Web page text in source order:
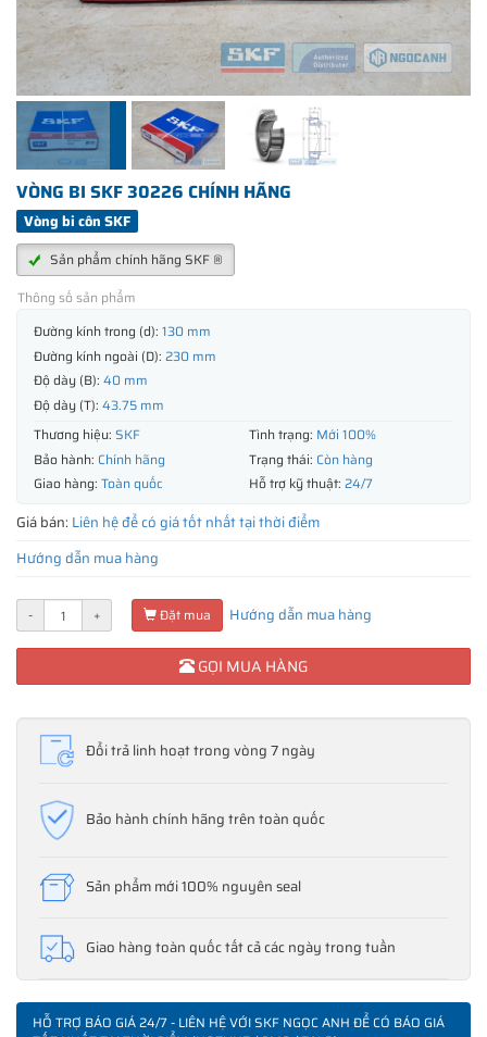
VÒNG BI SKF 30226 CHÍNH HÃNG
Vòng bi côn SKF
Sản phẩm chính hãng SKF ®
Thông số sản phẩm
Đường kính trong (d): 130 mm
Đường kính ngoài (D): 230 mm
Độ dày (B): 40 mm
Độ dày (T): 43.75 mm
Thương hiệu: SKF Tình trạng: Mới 100%
Bảo hành: Chính hãng Trạng thái: Còn hàng
Giao hàng: Toàn quốc Hỗ trợ kỹ thuật: 24/7
Giá bán: Liên hệ để có giá tốt nhất tại thời điểm
Hướng dẫn mua hàng
- + Đặt mua Hướng dẫn mua hàng
GỌI MUA HÀNG
Đổi trả linh hoạt trong vòng 7 ngày
Bảo hành chính hãng trên toàn quốc
Sản phẩm mới 100% nguyên seal
Giao hàng toàn quốc tất cả các ngày trong tuần
HỖ TRỢ BÁO GIÁ 24/7 - LIÊN HỆ VỚI SKF NGỌC ANH ĐỂ CÓ BÁO GIÁ